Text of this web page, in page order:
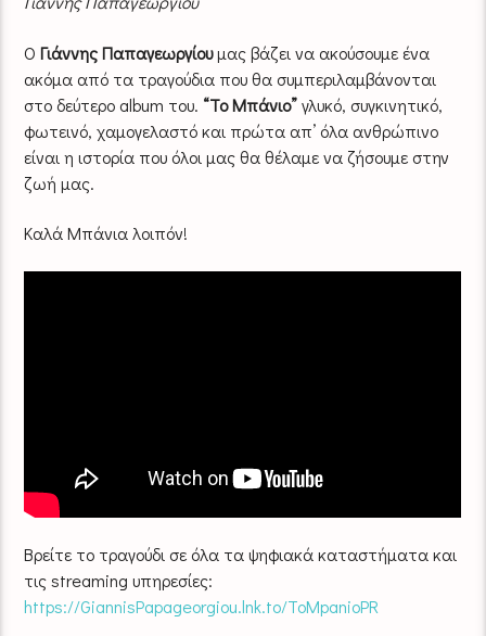
ΟΓιάννης Παπαγεωργίουμας βάζει να ακούσουμε ένα
ακόμα από τα τραγούδια που θα συμπεριλαμβάνονται
στο δεύτερο album του. “Το Μπάνιο”γλυκό, συγκινητικό,
φωτεινό, χαμογελαστό και πρώτα απ’ όλα ανθρώπινο
είναι η ιστορία που όλοι μας θα θέλαμε να ζήσουμε στην
ζωή μας.
Καλά Μπάνια λοιπόν!
Βρείτε το τραγούδι σε όλα τα ψηφιακά καταστήματα και
τις streaming υπηρεσίες:
https://GiannisPapageorgiou.lnk.to/ToMpanioPR